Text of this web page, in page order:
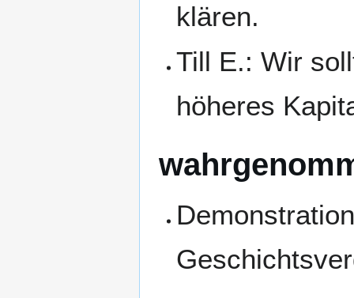
klären.
Till E.: Wir
höheres